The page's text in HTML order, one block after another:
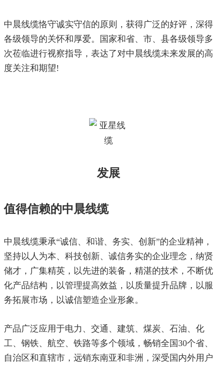
中晨线缆恪守诚实守信的原则，获得广泛的好评，深得
各级领导的关怀和厚爱。国家和省、市、县各级领导多
次莅临进行视察指导，表达了对中晨线缆未来发展的高
度关注和期望!
发展
值得信赖的中晨线缆
中晨线缆秉承“诚信、和谐、务实、创新”的企业精神，
坚持以人为本、科技创新、诚信务实的企业理念，纳贤
储才，广集精英，以先进的装备，精湛的技术，不断优
化产品结构，以管理提高效益，以质量提升品牌，以服
务拓展市场，以诚信塑造企业形象。
产品广泛应用于电力、交通、建筑、煤炭、石油、化
工、钢铁、航空、铁路等多个领域，畅销全国30个省、
自治区和直辖市，远销东南亚和非洲，深受国内外用户